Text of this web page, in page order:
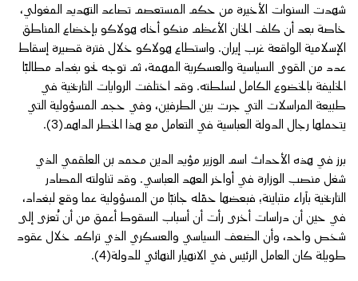
شهدت السنوات الأخيرة من حكم المستعصم تصاعد التهديد المغولي،
خاصة بعد أن كلف الخان الأعظم منكو أخاه هولاكو بإخضاع المناطق
الإسلامية الواقعة غرب إيران. واستطاع هولاكو خلال فترة قصيرة إسقاط
عدد من القوى السياسية والعسكرية المهمة، ثم توجه نحو بغداد مطالبًا
الخليفة بالخضوع الكامل لسلطته. وقد اختلفت الروايات التاريخية في
طبيعة المراسلات التي جرت بين الطرفين، وفي حجم المسؤولية التي
يتحملها رجال الدولة العباسية في التعامل مع هذا الخطر الداهم(3).
برز في هذه الأحداث اسم الوزير مؤيد الدين محمد بن العلقمي الذي
شغل منصب الوزارة في أواخر العهد العباسي. وقد تناولته المصادر
التاريخية بآراء متباينة؛ فبعضها حمّله جانبًا من المسؤولية عما وقع لبغداد،
في حين أن دراسات أخرى رأت أن أسباب السقوط أعمق من أن تُعزى إلى
شخص واحد، وأن الضعف السياسي والعسكري الذي تراكم خلال عقود
طويلة كان العامل الرئيس في الانهيار النهائي للدولة(4).